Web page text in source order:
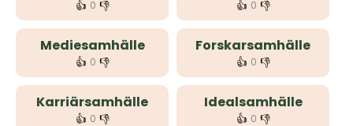
👍 0 👎 👍 0 👎
Mediesamhälle
👍 0 👎
Forskarsamhälle
👍 0 👎
Karriärsamhälle
👍 0 👎
Idealsamhälle
👍 0 👎